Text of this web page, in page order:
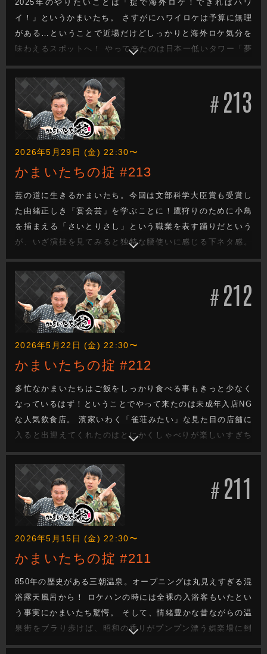
2025年のやりたいことは「掟で海外ロケ！できればハワ
イ！」というかまいたち。 さすがにハワイロケは予算に無理
がある…ということで近場だけどしっかりと海外ロケ気分を
味わえるスポットへ！ やって来たのは日本一低いタワー「夢
みなとタワー」にある日本海周辺の異国文化を体験できる施
設。 モンゴルの移動式住居「ゲル」に入り民族衣装を着用す
ると山内はまるでゲルの持ち主！ 韓国のこども遊びに熱狂！
最後はカニゲーム！？
# 213
2026年5月29日 (金) 22:30〜
かまいたちの掟 #213
芸の道に生きるかまいたち。今回は文部科学大臣賞も受賞し
た由緒正しき「宴会芸」を学ぶことに！鷹狩りのために小鳥
を捕まえる「さいとりさし」という職業を表す踊りだという
が、いざ演技を見てみると独特な腰使いに感じる下ネタ感。
早速演技を教わるも腰使いについては異様に厳しい先生。
「もっとセクシーに！」と熱がはいる。最後は習得した芸を
ひとりずつ披露！しかし、安直に脱ごうとする山内を濱家が
制止。山内がとった策は?
# 212
2026年5月22日 (金) 22:30〜
かまいたちの掟 #212
多忙なかまいたちはご飯をしっかり食べる事もきっと少なく
なっているはず！ということでやって来たのは未成年入店NG
な人気飲食店。 濱家いわく「雀荘みたい」な見た目の店舗に
入ると出迎えてくれたのはとにかくしゃべりが楽しいすぎち
ゃん＆みやちゃんのオーバー70コンビ！ いざ、席に着けば次
から次へと出てくる料理の数々。炒めたフライパンそのまま
の焼うどんに、お好み焼き、カニ汁、タンにホルモン大皿6皿
の焼肉祭り！
# 211
2026年5月15日 (金) 22:30〜
かまいたちの掟 #211
850年の歴史がある三朝温泉。オープニングは丸見えすぎる混
浴露天風呂から！ ロケハンの時には全裸の入浴客もいたとい
う事実にかまいたち驚愕。 そして、情緒豊かな昔ながらの温
泉街をブラり歩けば、昭和の香りがプンプン漂う娯楽場に到
着！ 射的に、手打ちパチンコ、そして今では全国さがしても